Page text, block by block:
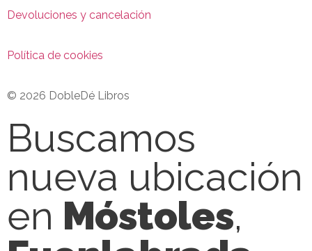
Devoluciones y cancelación
Política de cookies
© 2026 DobleDé Libros
Buscamos
nueva ubicación
en Móstoles,